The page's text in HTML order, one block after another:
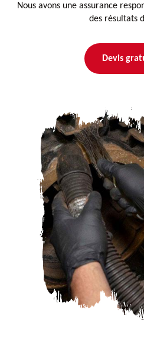
Nous avons une assurance
des résultats
Devis